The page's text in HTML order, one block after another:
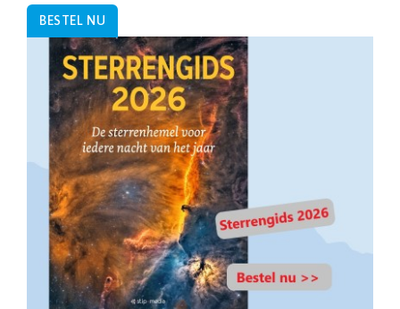
BESTEL NU